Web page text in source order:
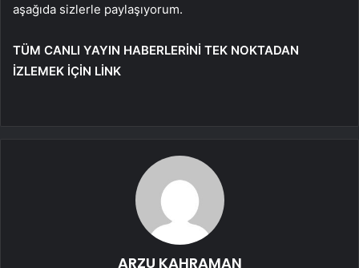
aşağıda sizlerle paylaşıyorum.
TÜM CANLI YAYIN HABERLERİNİ TEK NOKTADAN
İZLEMEK İÇİN LİNK
ARZU KAHRAMAN